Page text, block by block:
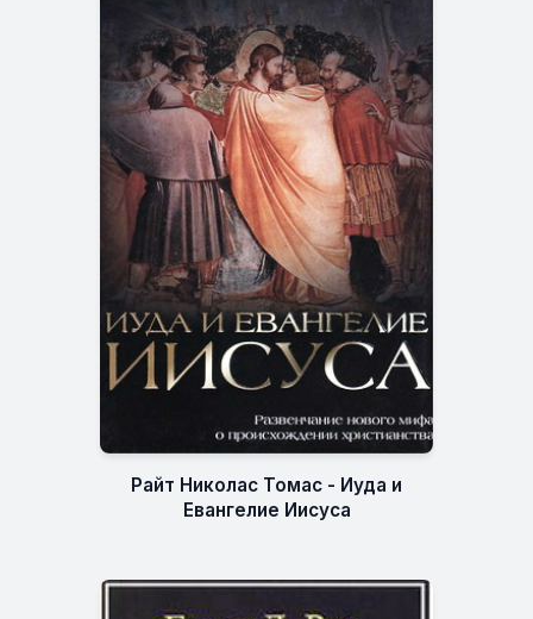
Райт Николас Томас - Иуда и
Евангелие Иисуса